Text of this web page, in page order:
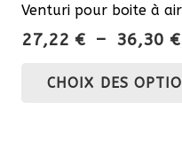
Venturi pour boite à
27,22 € – 36,30 €
CHOIX DES